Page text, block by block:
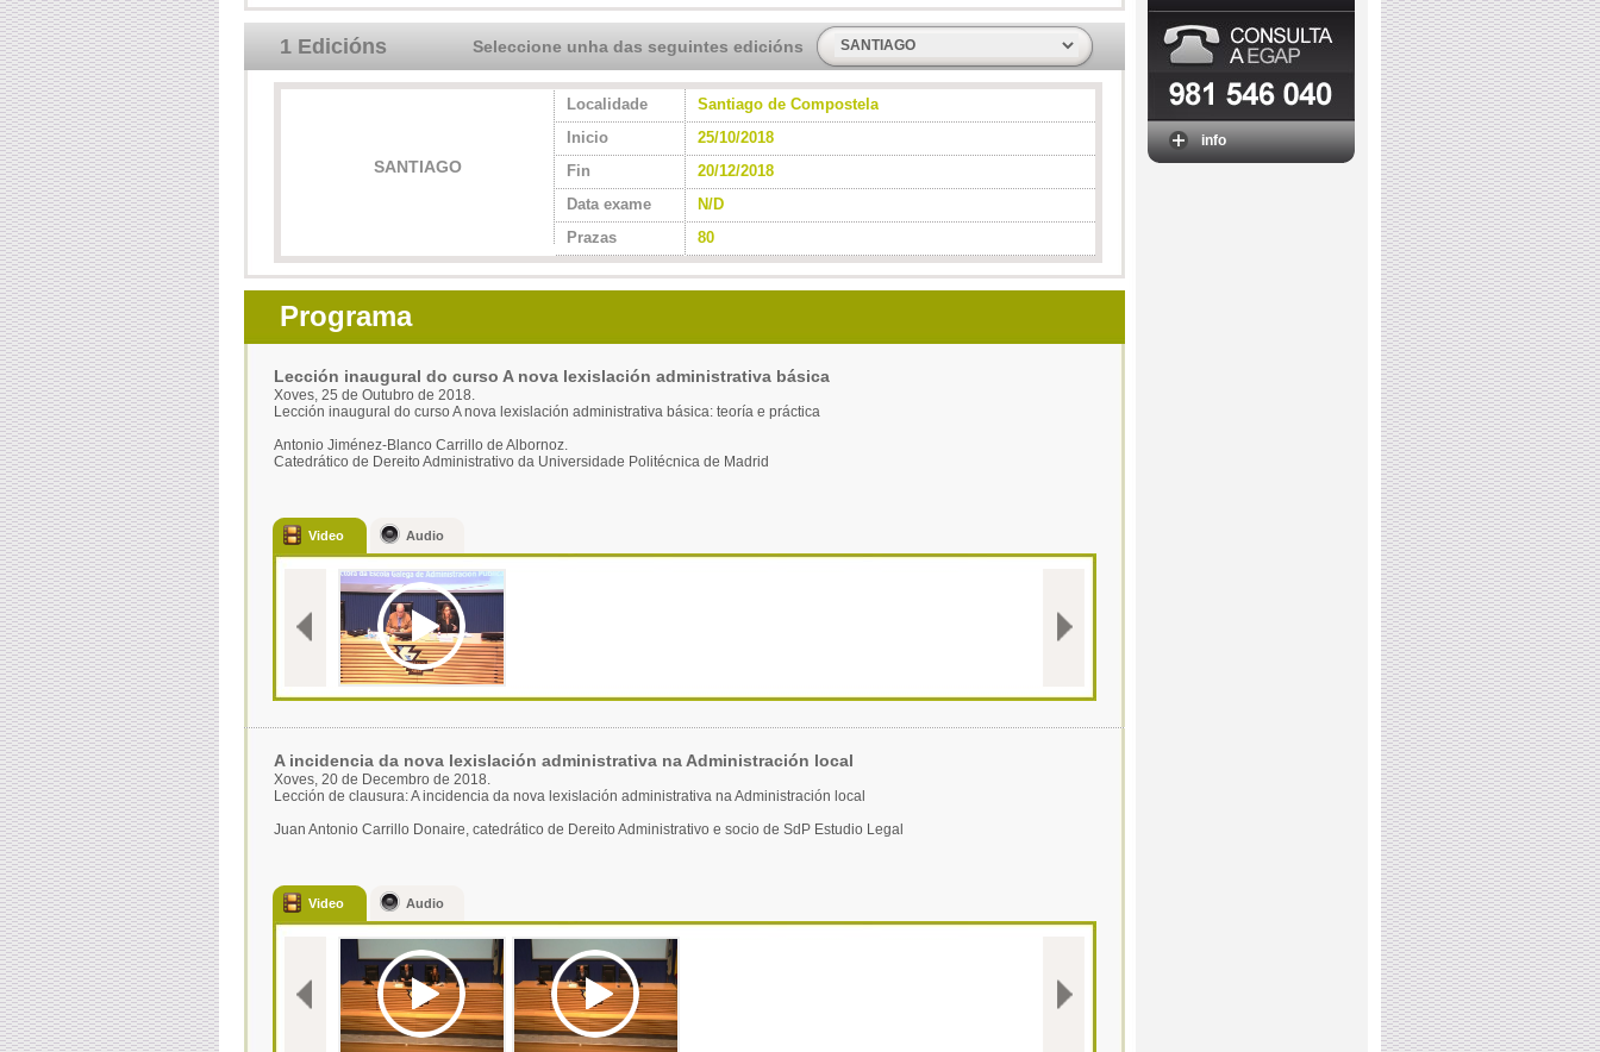
1 Edicións Seleccione unha das seguintes edicións
SANTIAGO
Localidade
Santiago de Compostela
Inicio
25/10/2018
Fin
20/12/2018
Data exame
N/D
Prazas
80
Programa
Lección inaugural do curso A nova lexislación administrativa básica
Xoves, 25 de Outubro de 2018.
Lección inaugural do curso A nova lexislación administrativa básica: teoría e práctica
Antonio Jiménez-Blanco Carrillo de Albornoz.
Catedrático de Dereito Administrativo da Universidade Politécnica de Madrid
Video Audio
A incidencia da nova lexislación administrativa na Administración local
Xoves, 20 de Decembro de 2018.
Lección de clausura: A incidencia da nova lexislación administrativa na Administración local
Juan Antonio Carrillo Donaire, catedrático de Dereito Administrativo e socio de SdP Estudio Legal
Video Audio
info